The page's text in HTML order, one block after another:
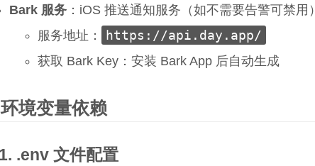
Bark 服务 ：iOS 推送通知服务（如不需要告警可禁用）
服务地址：
https://api.day.app/
获取 Bark Key：安装 Bark App 后自动生成
环境变量依赖
.env 文件配置